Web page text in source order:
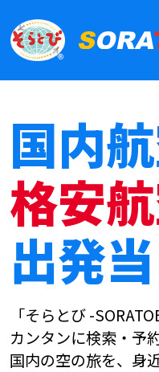
国内
格安
出発
「そらとび -
カンタンに検索・予
国内の空の旅を、身